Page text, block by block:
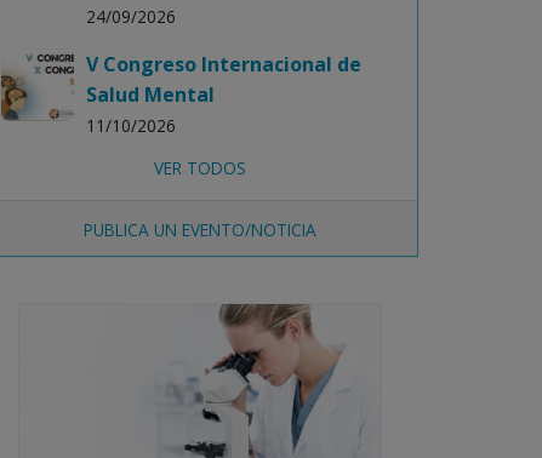
24/09/2026
V Congreso Internacional de
Salud Mental
11/10/2026
VER TODOS
PUBLICA UN EVENTO/NOTICIA